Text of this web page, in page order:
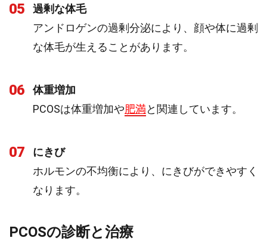
05
過剰な体毛
アンドロゲンの過剰分泌により、顔や体に過剰
な体毛が生えることがあります。
06
体重増加
PCOSは体重増加や肥満と関連しています。
07
にきび
ホルモンの不均衡により、にきびができやすく
なります。
PCOSの診断と治療